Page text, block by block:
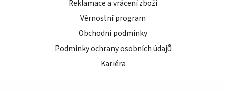
Reklamace a vrácení zboží
Věrnostní program
Obchodní podmínky
Podmínky ochrany osobních údajů
Kariéra